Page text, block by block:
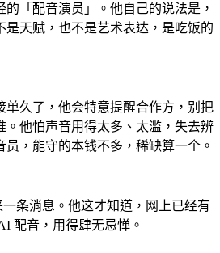
「配音演员」。他自己的说法是，
是天赋，也不是艺术表达，是吃饭的
单久了，他会特意提醒合作方，别把
。他怕声音用得太多、太滥，失去辨
，能守的本钱不多，稀缺算一个。
一条消息。他这才知道，网上已经有
配音，用得肆无忌惮。